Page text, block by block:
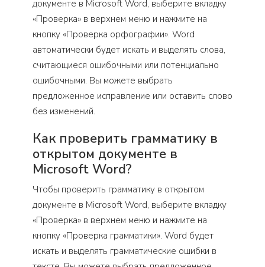
документе в Microsoft Word, выберите вкладку
«Проверка» в верхнем меню и нажмите на
кнопку «Проверка орфографии». Word
автоматически будет искать и выделять слова,
считающиеся ошибочными или потенциально
ошибочными. Вы можете выбрать
предложенное исправление или оставить слово
без изменений.
Как проверить грамматику в
открытом документе в
Microsoft Word?
Чтобы проверить грамматику в открытом
документе в Microsoft Word, выберите вкладку
«Проверка» в верхнем меню и нажмите на
кнопку «Проверка грамматики». Word будет
искать и выделять грамматические ошибки в